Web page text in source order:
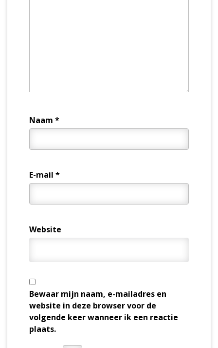
Naam *
E-mail *
Website
Bewaar mijn naam, e-mailadres en
website in deze browser voor de
volgende keer wanneer ik een reactie
plaats.